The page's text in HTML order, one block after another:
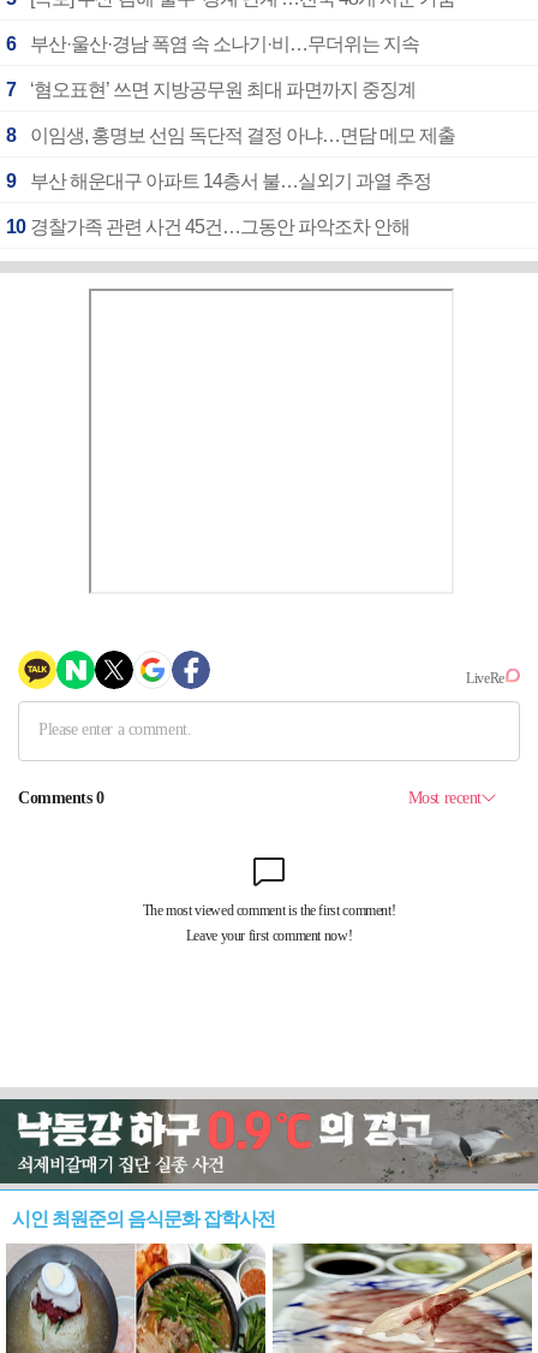
6 부산·울산·경남 폭염 속 소나기·비…무더위는 지속
7 ‘혐오표현’ 쓰면 지방공무원 최대 파면까지 중징계
8 이임생, 홍명보 선임 독단적 결정 아냐…면담 메모 제출
9 부산 해운대구 아파트 14층서 불…실외기 과열 추정
10 경찰가족 관련 사건 45건…그동안 파악조차 안해
시인 최원준의 음식문화 잡학사전